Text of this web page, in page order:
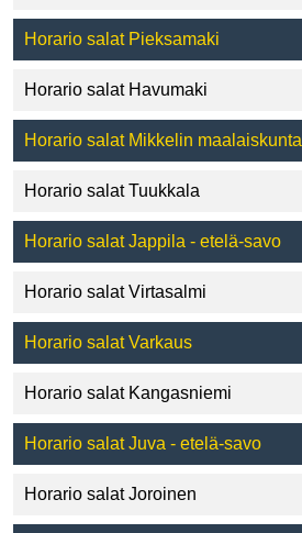
Horario salat Pieksamaki
Horario salat Havumaki
Horario salat Mikkelin maalaiskunta
Horario salat Tuukkala
Horario salat Jappila - etelä-savo
Horario salat Virtasalmi
Horario salat Varkaus
Horario salat Kangasniemi
Horario salat Juva - etelä-savo
Horario salat Joroinen